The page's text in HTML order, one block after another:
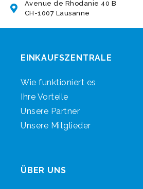
Avenue de Rhodanie 40 B
CH-1007 Lausanne
EINKAUFSZENTRALE
Wie funktioniert es
Ihre Vorteile
Unsere Partner
Unsere Mitglieder
ÜBER UNS